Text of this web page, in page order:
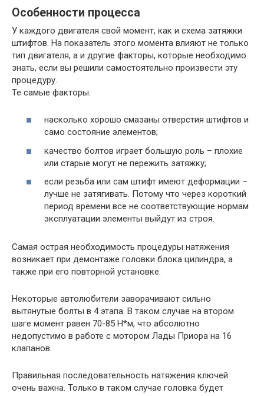
Особенности процесса
У каждого двигателя свой момент, как и схема затяжки
штифтов. На показатель этого момента влияют не только
тип двигателя, а и другие факторы, которые необходимо
знать, если вы решили самостоятельно произвести эту
процедуру.
Те самые факторы:
насколько хорошо смазаны отверстия штифтов и
само состояние элементов;
качество болтов играет большую роль – плохие
или старые могут не пережить затяжку;
если резьба или сам штифт имеют деформации –
лучше не затягивать. Потому что через короткий
период времени все не соответствующие нормам
эксплуатации элементы выйдут из строя.
Самая острая необходимость процедуры натяжения
возникает при демонтаже головки блока цилиндра, а
также при его повторной установке.
Некоторые автолюбители заворачивают сильно
вытянутые болты в 4 этапа. В таком случае на втором
шаге момент равен 70-85 Н*м, что абсолютно
недопустимо в работе с мотором Лады Приора на 16
клапанов.
Правильная последовательность натяжения ключей
очень важна. Только в таком случае головка будет